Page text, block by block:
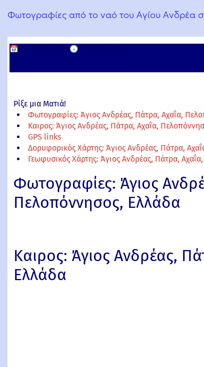
Φωτογραφίες από το ναό του Αγίου Ανδρέα
📅 🕟
Ρίξε μια Ματιά!
Φωτογραφίες: Άγιος Ανδρέας, Πάτρα, Αχαΐα,
Καιρος: Άγιος Ανδρέας, Πάτρα, Αχαΐα,
GPS links
Δορυφορικός Χάρτης: Άγιος Ανδρέας, Πάτρα,
Γεωφυσικός Χάρτης: Άγιος Ανδρέας, Πάτρα,
Φωτογραφίες: Άγιος
Πελοπόννησος, Ελλάδα
Καιρος: Άγιος Ανδρέας,
Ελλάδα